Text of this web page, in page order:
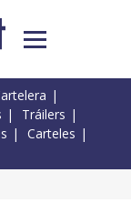
Tráilers
Carteles